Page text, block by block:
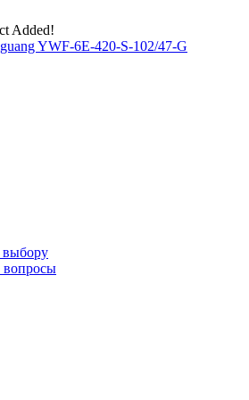
Added!
YWF-6E-420-S-102/47-G
выбору
вопросы